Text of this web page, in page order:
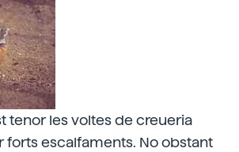
tenor les voltes de creueria
forts escalfaments. No obstant